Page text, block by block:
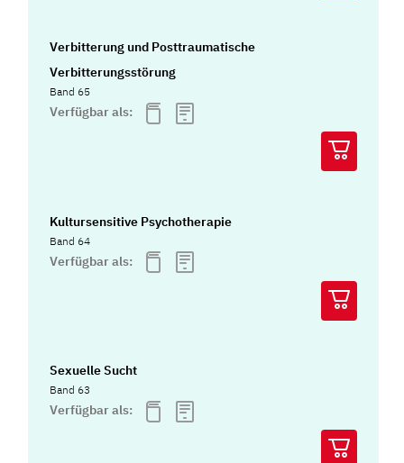
Verbitterung und Posttraumatische
Verbitterungsstörung
Band 65
Verfügbar als:
Kultursensitive Psychotherapie
Band 64
Verfügbar als:
Sexuelle Sucht
Band 63
Verfügbar als: